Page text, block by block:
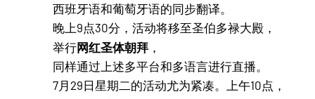
西班牙语和葡萄牙语的同步翻译。
晚上9点30分，活动将移至圣伯多禄大殿，
举行网红圣体朝拜 ，
同样通过上述多平台和多语言进行直播。
7月29日星期二的活动尤为紧凑。上午10点，